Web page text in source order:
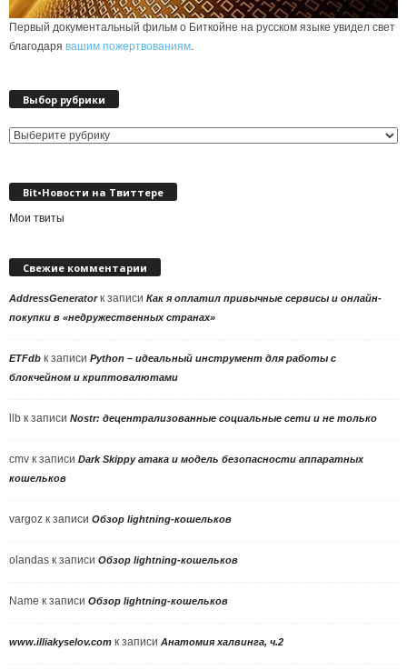
Первый документальный фильм о Биткойне на русском языке увидел свет
благодаря вашим пожертвованиям
Выбор рубрики
Выбор
Bit•Новости на Твиттере
Мои твиты
Свежие комментарии
AddressGeneratorк записи Как я оплатил привычные сервисы и онлайн-
покупки в «недружественных странах»
ETFdb к записи Python – идеальный инструмент для работы с
блокчейном и криптовалютами
llb к записи Nostr: децентрализованные социальные сети и не только
cmv к записи Dark Skippy атака и модель безопасности аппаратных
кошельков
vargoz к записи Обзор lightning-кошельков
olandas к записи Обзор lightning-кошельков
Name к записи Обзор lightning-кошельков
www.illiakyselov.com к записи Анатомия халвинга, ч.2